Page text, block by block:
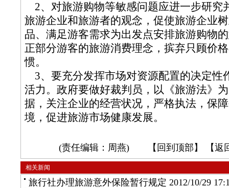
2、对旅游购物等敏感问题应进一步研究
旅游企业和旅游者的观念，促使旅游企业
品、满足游客需求为出发点安排旅游购物
正部分游客的旅游消费理念，摈弃只顾价
惯。
3、要充分发挥市场对资源配置的决定性
活力。政府要做好裁判员，以《旅游法》
据，关注企业的经营状况，严格执法，保
境，促进旅游市场健康发展。
(责任编辑：周燕) 【 回到顶部 】 【返
相关新闻
旅行社办理旅游意外保险暂行规定 2012/10/29